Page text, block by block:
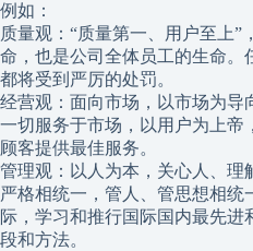
例如：
质量观：“质量第一、用户至上”
命，也是公司全体员工的生命。
都将受到严厉的处罚。
经营观：面向市场，以市场为导
一切服务于市场，以用户为上帝
顾客提供最佳服务。
管理观：以人为本，关心人、理
严格相统一，管人、管思想相统
际，学习和推行国际国内最先进
段和方法。